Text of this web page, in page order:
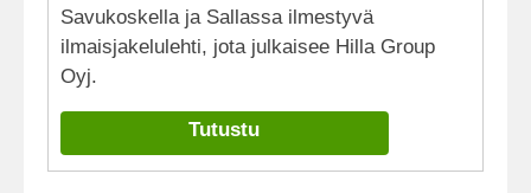
Savukoskella ja Sallassa ilmestyvä
ilmaisjakelulehti, jota julkaisee Hilla Group
Oyj.
Tutustu